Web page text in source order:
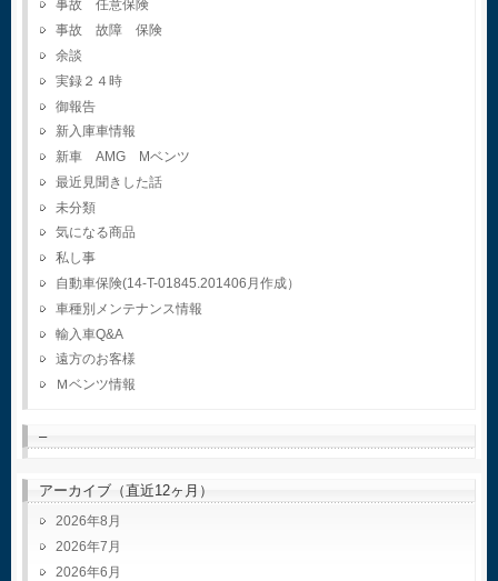
事故 任意保険
事故 故障 保険
余談
実録２４時
御報告
新入庫車情報
新車 AMG Mベンツ
最近見聞きした話
未分類
気になる商品
私し事
自動車保険(14-T-01845.201406月作成）
車種別メンテナンス情報
輸入車Q&A
遠方のお客様
Ｍベンツ情報
–
アーカイブ（直近12ヶ月）
2026年8月
2026年7月
2026年6月